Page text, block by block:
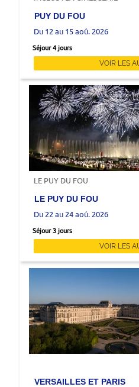
PUY DU FOU
Du 12 au 15 aoû. 2026
Séjour 4 jours
VOIR LES
LE PUY DU FOU
LE PUY DU FOU
Du 22 au 24 aoû. 2026
Séjour 3 jours
VOIR LES
VERSAILLES ET PARIS